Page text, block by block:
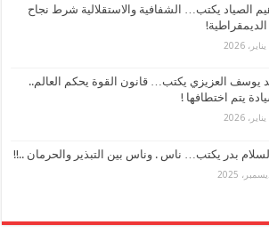
الصياد يكتب… الشفافية والاستقلالية شرط نجاح
يوسف العزيزي يكتب… قانون القوة يحكم العالم..
يتم اختطافها !
بدر يكتب… ناس . وناس بين التبذير والحرمان ..!!